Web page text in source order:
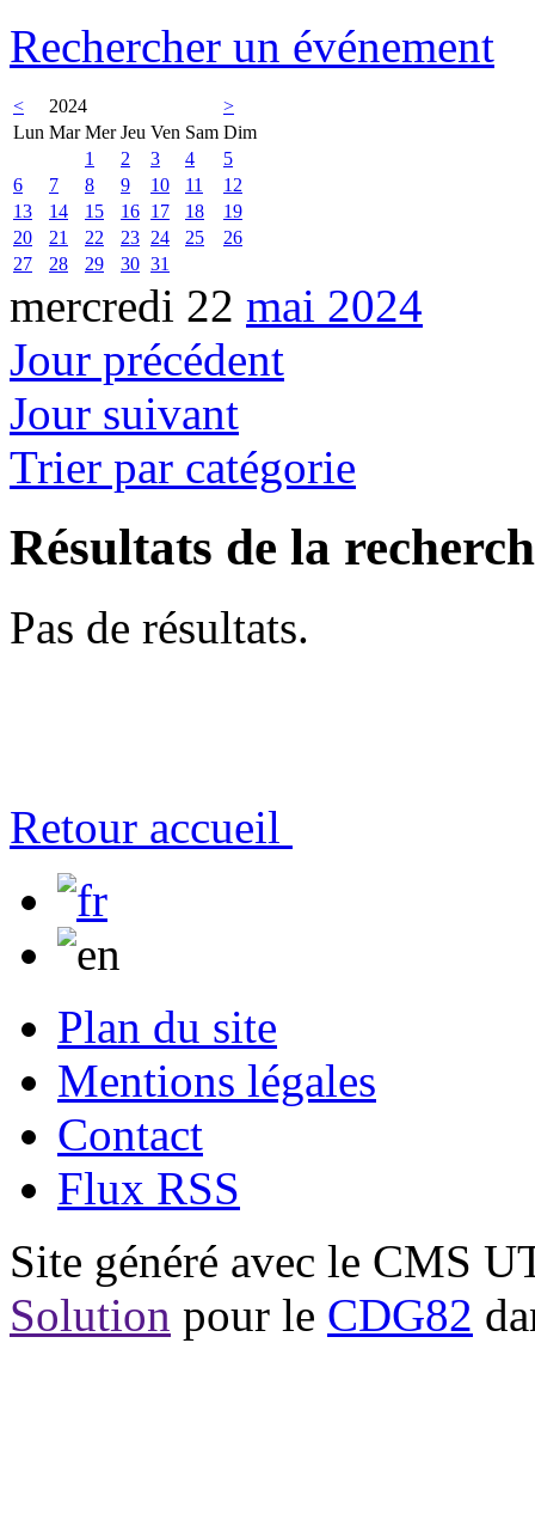
Rechercher un événement
< 2024
>
Lun Mar Mer Jeu Ven Sam Dim
1
2 3 4
5
6
7 8 9 10 11
12
13
14 15 16 17 18
19
20
21 22 23 24 25
26
27
28 29 30 31
mercredi 22 mai 2024
Jour précédent
Jour suivant
Trier par catégorie
Résultats de la
Pas de résultats.
Retour accueil
Plan du site
Mentions légales
Contact
Flux RSS
Site généré avec le CMS
Solution pour le CDG82